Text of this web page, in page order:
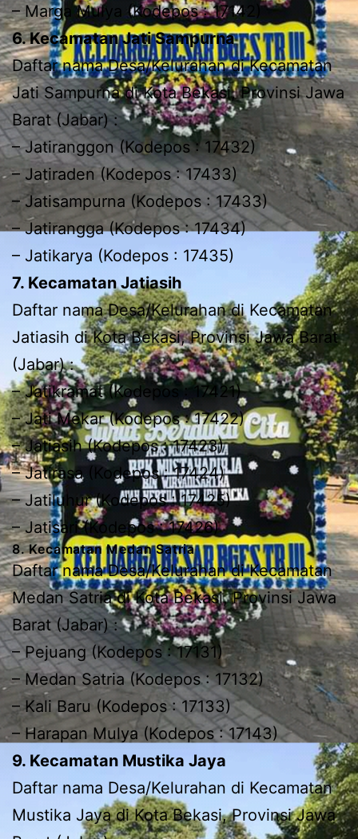
– Marga Mulya (Kodepos : 17142)
6. Kecamatan Jati Sampurna
Daftar nama Desa/Kelurahan di Kecamatan
Jati Sampurna di Kota Bekasi, Provinsi Jawa
Barat (Jabar) :
– Jatiranggon (Kodepos : 17432)
– Jatiraden (Kodepos : 17433)
– Jatisampurna (Kodepos : 17433)
– Jatirangga (Kodepos : 17434)
– Jatikarya (Kodepos : 17435)
7. Kecamatan Jatiasih
Daftar nama Desa/Kelurahan di Kecamatan
Jatiasih di Kota Bekasi, Provinsi Jawa Barat
(Jabar) :
– Jatikramat (Kodepos : 17421)
– Jati Mekar (Kodepos : 17422)
– Jatiasih (Kodepos : 17423)
– Jatirasa (Kodepos : 17424)
– Jatiluhur (Kodepos : 17425)
– Jatisari (Kodepos : 17426)
8. Kecamatan Medan Satria
Daftar nama Desa/Kelurahan di Kecamatan
Medan Satria di Kota Bekasi, Provinsi Jawa
Barat (Jabar) :
– Pejuang (Kodepos : 17131)
– Medan Satria (Kodepos : 17132)
– Kali Baru (Kodepos : 17133)
– Harapan Mulya (Kodepos : 17143)
9. Kecamatan Mustika Jaya
Daftar nama Desa/Kelurahan di Kecamatan
Mustika Jaya di Kota Bekasi, Provinsi Jawa